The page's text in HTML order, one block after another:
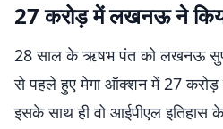
27 करोड़ में लखनऊ ने
28 साल के ऋषभ पंत को लखनऊ
से पहले हुए मेगा ऑक्शन में 27 करोड़
इसके साथ ही वो आईपीएल इतिहास